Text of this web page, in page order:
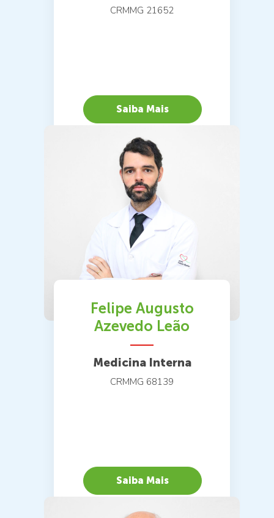
CRMMG 21652
Saiba Mais
Felipe Augusto
Azevedo Leão
Medicina Interna
CRMMG 68139
Saiba Mais